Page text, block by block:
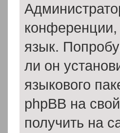
язык.
ли он
языкового
phpBB на
получить на